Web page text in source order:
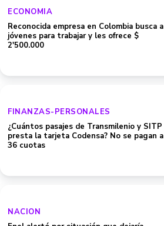
ECONOMIA
Reconocida empresa en Colombia busca a
jóvenes para trabajar y les ofrece $
2'500.000
FINANZAS-PERSONALES
¿Cuántos pasajes de Transmilenio y SITP
presta la tarjeta Codensa? No se pagan a
36 cuotas
NACION